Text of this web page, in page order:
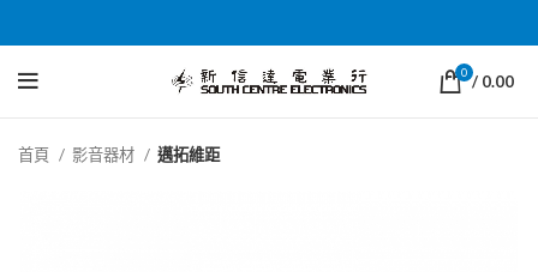
0 / 0.00
首頁 影音器材 邁拓維距